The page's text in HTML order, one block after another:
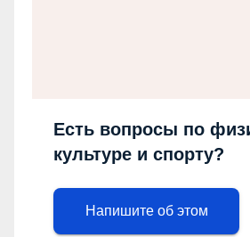
Есть вопросы по
культуре и спорту?
Напишите об этом